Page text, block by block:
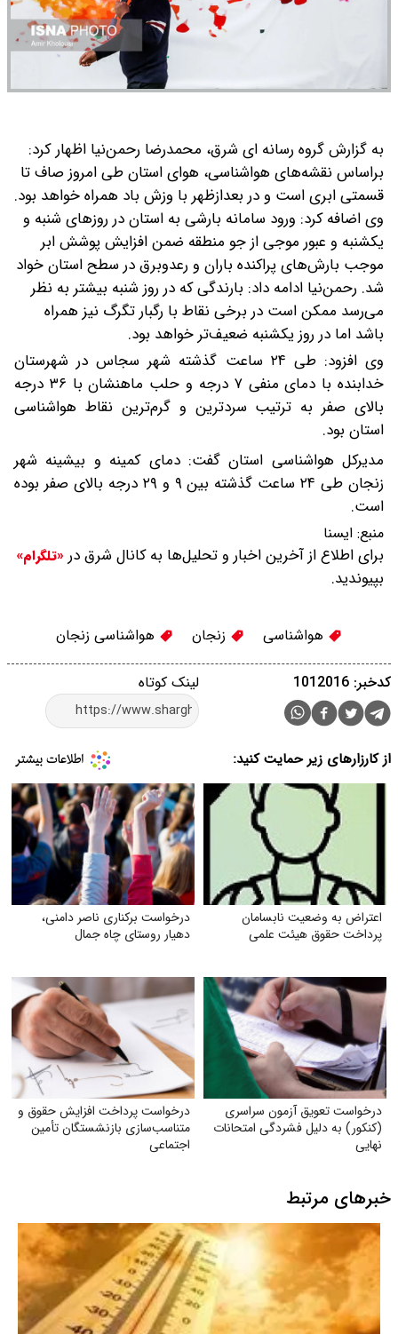
به گزارش گروه رسانه ای شرق، محمدرضا رحمن‌نیا اظهار کرد:
براساس نقشه‌های هواشناسی، هوای استان طی امروز صاف تا
قسمتی ابری است و در بعدازظهر با وزش باد همراه خواهد بود.
وی اضافه کرد: ورود سامانه بارشی به استان در روزهای شنبه و
یکشنبه و عبور موجی از جو منطقه ضمن افزایش پوشش ابر
موجب بارش‌های پراکنده باران و رعدوبرق در سطح استان خواد
شد. رحمن‌نیا ادامه داد: بارندگی که در روز شنبه بیشتر به نظر
می‌رسد ممکن است در برخی نقاط با رگبار تگرگ نیز همراه
باشد اما در روز یکشنبه ضعیف‌تر خواهد بود.
وی افزود: طی ۲۴ ساعت گذشته شهر سجاس در شهرستان
خدابنده با دمای منفی ۷ درجه و حلب ماهنشان با ۳۶ درجه
بالای صفر به ترتیب سردترین و گرم‌ترین نقاط هواشناسی
استان بود.
مدیرکل هواشناسی استان گفت: دمای کمینه و بیشینه شهر
زنجان طی ۲۴ ساعت گذشته بین ۹ و ۲۹ درجه بالای صفر بوده
است.
منبع: ایسنا
برای اطلاع از آخرین اخبار و تحلیل‌ها به کانال شرق در «تلگرام»
بپیوندید.
هواشناسی زنجان هواشناسی زنجان
لینک کوتاه کدخبر: 1012016
از کارزارهای زیر حمایت کنید:
اعتراض به وضعیت نابسامان
پرداخت حقوق هیئت علمی
درخواست برکناری ناصر دامنی،
دهیار روستای چاه جمال
درخواست تعویق آزمون سراسری
(کنکور) به دلیل فشردگی امتحانات
نهایی
درخواست پرداخت افزایش حقوق و
متناسب‌سازی بازنشستگان تأمین
اجتماعی
خبرهای مرتبط